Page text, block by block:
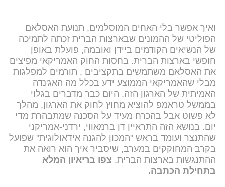
ואיך אפשר בלי האחים המוסלמים, תנועת האסלאם
הפוליטי של ההמונים שבארצות הברית זכתה לתמיכה
של הנשיאים הקודמים ביידן ואובמה, פועלת באופן
חופשי בארצות הברית. בחסות החוק האמריקאי מפיצים
את האסלאם משתמשים בתקציבים , תורמים למפלגות
מבלי שהאמריקאי הממוצע ידע בכלל מה האג'נדה
האמיתית של הארגון הזה. היום כבר מדברים בגלוי
בממשל טראמפ להוציא מחוץ לחוק את הארגון, מהלך
לא פשוט אבל בהכרח מעיד על הסכנה שמתבהרת מדי
יום. בנושא הזה התראיין דן ברמאווי, ירדני-אמריקני
שהתנצר ועומד בראש "המכון להגנה אידאולוגית" שפועל
בקרב המחוקקים במערב, שיסביר איך הוא רואה את
ההתנגשות בארצות הברית. צפו בריאיון המלא
בתחילת הכתבה.